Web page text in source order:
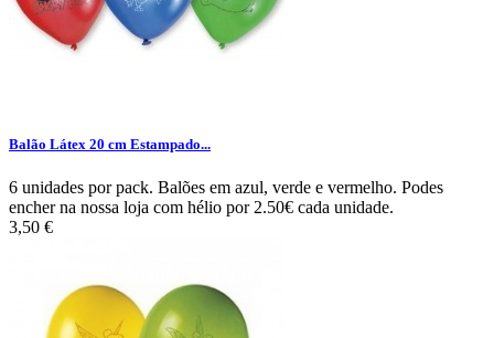
Balão Látex 20 cm Estampado...
6 unidades por pack. Balões em azul, verde e vermelho. Podes
encher na nossa loja com hélio por 2.50€ cada unidade.
3,50 €